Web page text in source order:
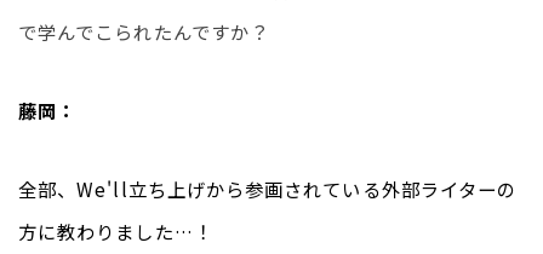
で学んでこられたんですか？
藤岡：
全部、We'll立ち上げから参画されている外部ライターの
方に教わりました…！